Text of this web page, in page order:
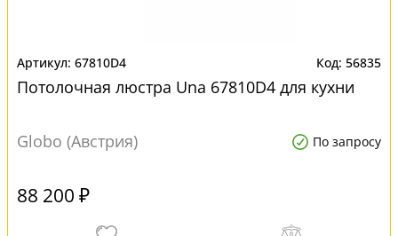
67810D4 56835
Потолочная люстра Una 67810D4 для кухни
Globo (Австрия) По запросу
88 200 ₽